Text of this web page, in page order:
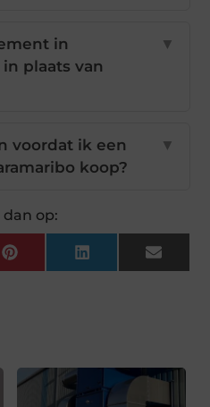
in
plaats van
▼
voordat ik een
koop?
▼
op:
PinterestLinkedInEmail